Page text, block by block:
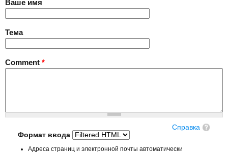
Ваше имя
Тема
Comment *
Справка
Формат ввода
Адреса страниц и электронной почты автоматически